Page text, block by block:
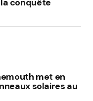
la conquête
met en
solaires au